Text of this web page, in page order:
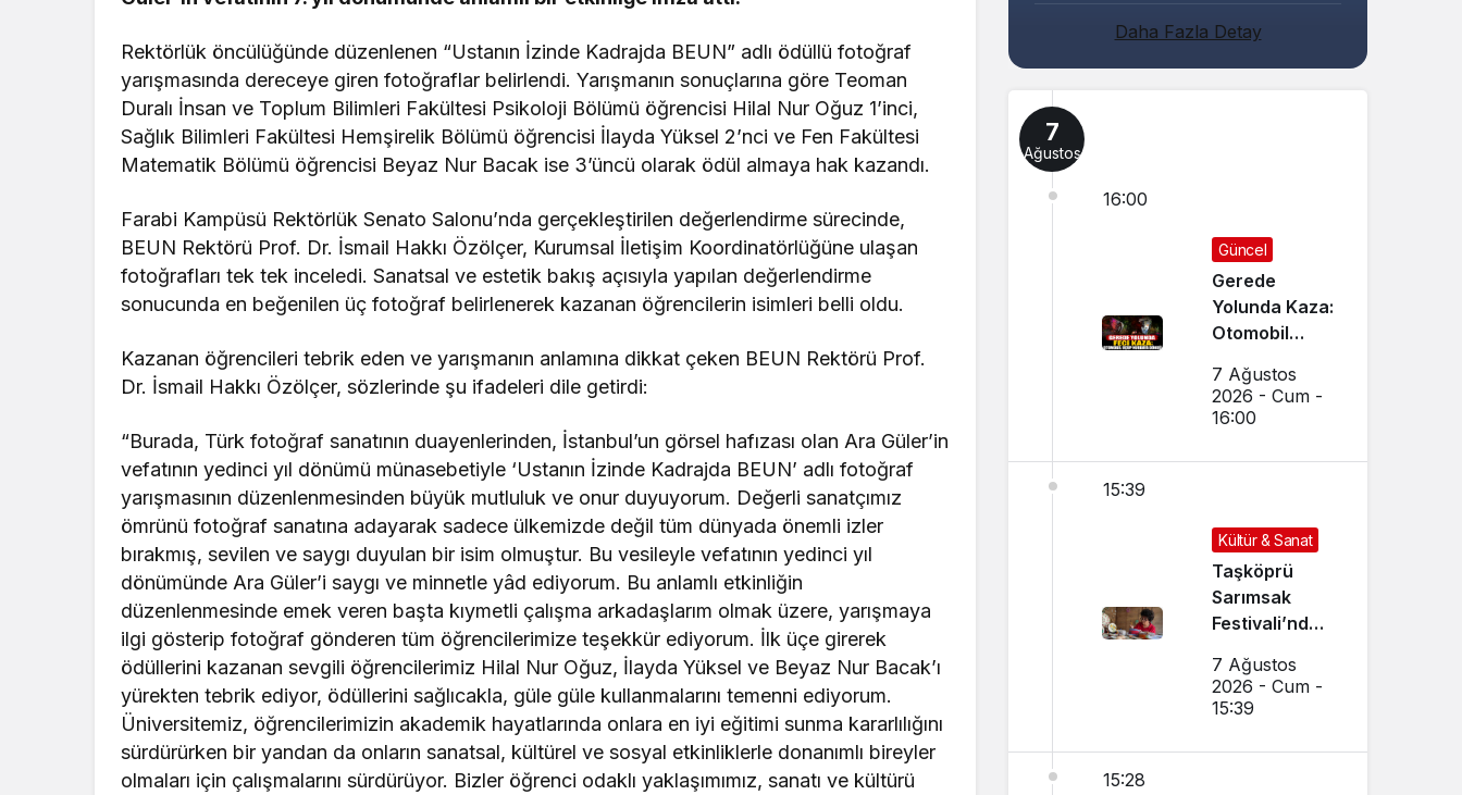
Rektörlük öncülüğünde düzenlenen “Ustanın İzinde Kadrajda BEUN” adlı ödüllü fotoğraf
yarışmasında dereceye giren fotoğraflar belirlendi. Yarışmanın sonuçlarına göre Teoman
Duralı İnsan ve Toplum Bilimleri Fakültesi Psikoloji Bölümü öğrencisi Hilal Nur Oğuz 1’inci,
Sağlık Bilimleri Fakültesi Hemşirelik Bölümü öğrencisi İlayda Yüksel 2’nci ve Fen Fakültesi
Matematik Bölümü öğrencisi Beyaz Nur Bacak ise 3’üncü olarak ödül almaya hak kazandı.
Farabi Kampüsü Rektörlük Senato Salonu’nda gerçekleştirilen değerlendirme sürecinde,
BEUN Rektörü Prof. Dr. İsmail Hakkı Özölçer, Kurumsal İletişim Koordinatörlüğüne ulaşan
fotoğrafları tek tek inceledi. Sanatsal ve estetik bakış açısıyla yapılan değerlendirme
sonucunda en beğenilen üç fotoğraf belirlenerek kazanan öğrencilerin isimleri belli oldu.
Kazanan öğrencileri tebrik eden ve yarışmanın anlamına dikkat çeken BEUN Rektörü Prof.
Dr. İsmail Hakkı Özölçer, sözlerinde şu ifadeleri dile getirdi:
“Burada, Türk fotoğraf sanatının duayenlerinden, İstanbul’un görsel hafızası olan Ara Güler’in
vefatının yedinci yıl dönümü münasebetiyle ‘Ustanın İzinde Kadrajda BEUN’ adlı fotoğraf
yarışmasının düzenlenmesinden büyük mutluluk ve onur duyuyorum. Değerli sanatçımız
ömrünü fotoğraf sanatına adayarak sadece ülkemizde değil tüm dünyada önemli izler
bırakmış, sevilen ve saygı duyulan bir isim olmuştur. Bu vesileyle vefatının yedinci yıl
dönümünde Ara Güler’i saygı ve minnetle yâd ediyorum. Bu anlamlı etkinliğin
düzenlenmesinde emek veren başta kıymetli çalışma arkadaşlarım olmak üzere, yarışmaya
ilgi gösterip fotoğraf gönderen tüm öğrencilerimize teşekkür ediyorum. İlk üçe girerek
ödüllerini kazanan sevgili öğrencilerimiz Hilal Nur Oğuz, İlayda Yüksel ve Beyaz Nur Bacak’ı
yürekten tebrik ediyor, ödüllerini sağlıcakla, güle güle kullanmalarını temenni ediyorum.
Üniversitemiz, öğrencilerimizin akademik hayatlarında onlara en iyi eğitimi sunma kararlılığını
sürdürürken bir yandan da onların sanatsal, kültürel ve sosyal etkinliklerle donanımlı bireyler
olmaları için çalışmalarını sürdürüyor. Bizler öğrenci odaklı yaklaşımımız, sanatı ve kültürü
Daha Fazla Detay
7
Ağustos
16:00
Güncel
Gerede
Yolunda Kaza:
Otomobil
Hurdaya
Döndü
7 Ağustos
2026 - Cum -
16:00
15:39
Kültür & Sanat
Taşköprü
Sarımsak
Festivali’nde
Yöresel
Lezzetler
7 Ağustos
2026 - Cum -
15:39
15:28